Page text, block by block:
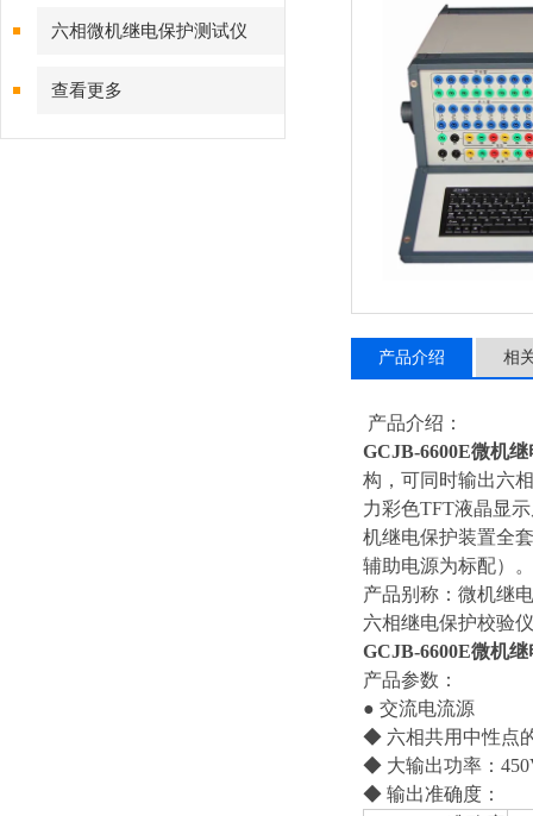
六相微机继电保护测试仪
查看更多
产品介绍 相
产品介绍：
GCJB-6600E微机
构，可同时输出六
力彩色TFT液晶显
机继电保护装置全
辅助电源为标配）。
产品别称：微机继
六相继电保护校验
GCJB-6600E微机
产品参数：
● 交流电流源
◆ 六相共用中性点
◆ 大输出功率：
◆ 输出准确度：